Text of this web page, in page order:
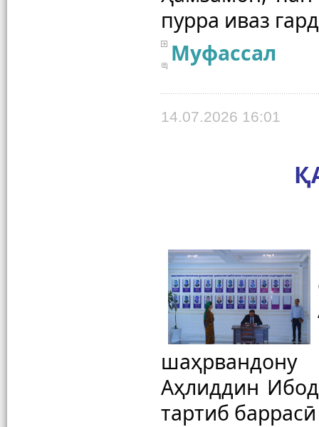
Муфассал
14.07.2026 16:01
Аҳлиддин
тартиб